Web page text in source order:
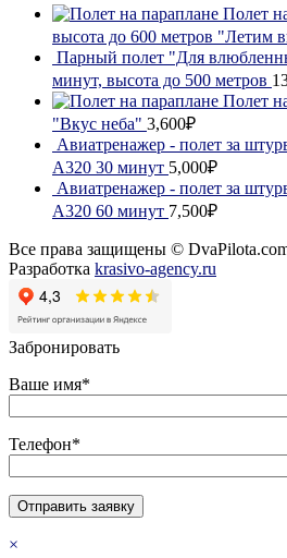
Полет
высота до 600 метров "Летим
Парный полет "Для
минут, высота до 500 метров
Полет
"Вкус неба" 3,600₽
Авиатренажер - полет за
A320 30 минут 5,000₽
Авиатренажер - полет за
A320 60 минут 7,500₽
Все права защищены ©
Разработка krasivo-agency.ru
Забронировать
Ваше имя*
Телефон*
×